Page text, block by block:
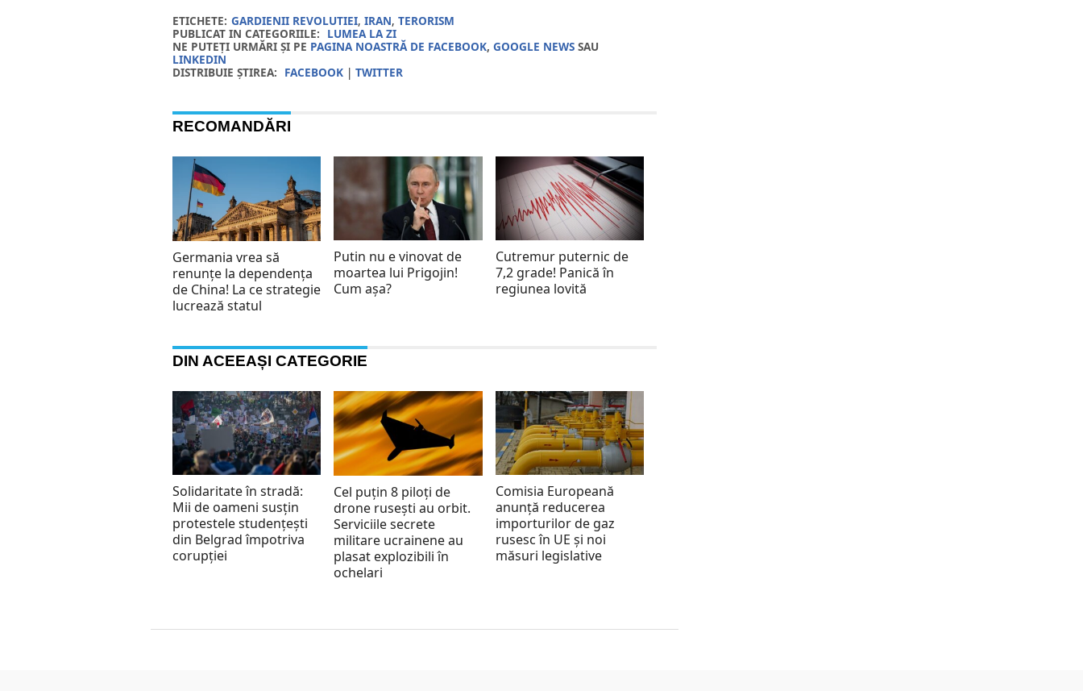
ETICHETE: GARDIENII REVOLUTIEI,IRAN,TERORISM
PUBLICAT IN CATEGORIILE: LUMEA LA ZI
NE PUTEȚI URMĂRI ȘI PE PAGINA NOASTRĂ DE FACEBOOK,GOOGLE NEWS SAU
LINKEDIN
DISTRIBUIE ȘTIREA: FACEBOOK |TWITTER
RECOMANDĂRI
Germania vrea să
renunțe la dependența
de China! La ce strategie
lucrează statul
Putin nu e vinovat de
moartea lui Prigojin!
Cum așa?
Cutremur puternic de
7,2 grade! Panică în
regiunea lovită
DIN ACEEAȘI CATEGORIE
Solidaritate în stradă:
Mii de oameni susțin
protestele studențești
din Belgrad împotriva
corupției
Cel puțin 8 piloți de
drone rusești au orbit.
Serviciile secrete
militare ucrainene au
plasat explozibili în
ochelari
Comisia Europeană
anunță reducerea
importurilor de gaz
rusesc în UE și noi
măsuri legislative